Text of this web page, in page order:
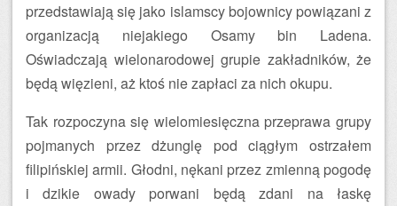
przedstawiają się jako islamscy bojownicy powiązani z
organizacją niejakiego Osamy bin Ladena.
Oświadczają wielonarodowej grupie zakładników, że
będą więzieni, aż ktoś nie zapłaci za nich okupu.
Tak rozpoczyna się wielomiesięczna przeprawa grupy
pojmanych przez dżunglę pod ciągłym ostrzałem
filipińskiej armii. Głodni, nękani przez zmienną pogodę
i dzikie owady porwani będą zdani na łaskę